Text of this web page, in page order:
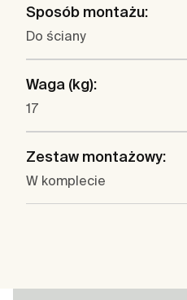
Sposób montażu:
Do ściany
Waga (kg):
17
Zestaw montażowy:
W komplecie